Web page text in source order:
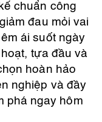
chuẩn công
đau mỏi vai
ái suốt ngày
tựa đầu và
hoàn hảo
nghiệp và đầy
phá ngay hôm